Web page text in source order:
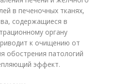
в печеночных тканях,
содержащиеся в
органу
к очищению от
обострения патологий
эффект.